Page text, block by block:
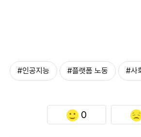
#인공지능 #플랫폼 노동 #사
0